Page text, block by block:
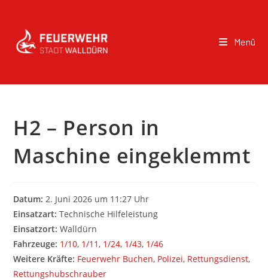
Menü
H2 – Person in
Maschine eingeklemmt
Datum: 2. Juni 2026 um 11:27 Uhr
Einsatzart: Technische Hilfeleistung
Einsatzort: Walldürn
Fahrzeuge: 1/10, 1/11, 1/24, 1/43, 1/46
Weitere Kräfte: Feuerwehr Buchen, Polizei, Rettungsdienst,
Rettungshubschrauber